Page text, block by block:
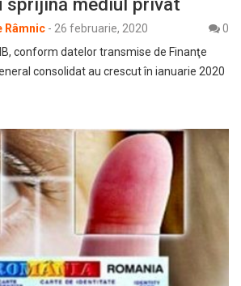
Râmnic - 26 februarie, 2020
0
conform datelor transmise de Finanţe
consolidat au crescut în ianuarie 2020